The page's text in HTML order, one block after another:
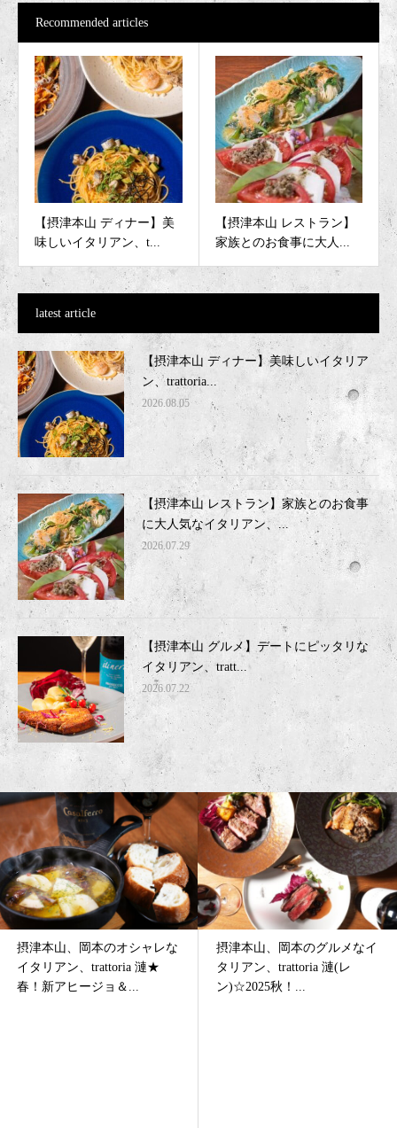
Recommended articles
【摂津本山 ディナー】美
味しいイタリアン、t...
【摂津本山 レストラン】
家族とのお食事に大人...
latest article
【摂津本山 ディナー】美味しいイタリア
ン、trattoria...
2026.08.05
【摂津本山 レストラン】家族とのお食事
に大人気なイタリアン、...
2026.07.29
【摂津本山 グルメ】デートにピッタリな
イタリアン、tratt...
2026.07.22
摂津本山、岡本のグルメなイ
タリアン、trattoria 漣(レ
ン)☆2025秋！...
摂津本山、岡本の家族のお食
事に大人気なイタリアン、
trattoria 漣のお子様...